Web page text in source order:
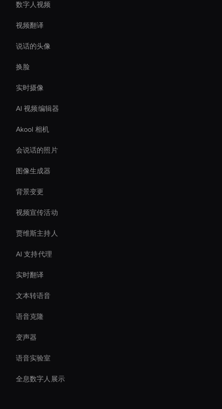
数字人视频
视频翻译
说话的头像
换脸
实时摄像
AI 视频编辑器
Akool 相机
会说话的照片
图像生成器
背景变更
视频宣传活动
贾维斯主持人
AI 支持代理
实时翻译
文本转语音
语音克隆
变声器
语音实验室
全息数字人展示